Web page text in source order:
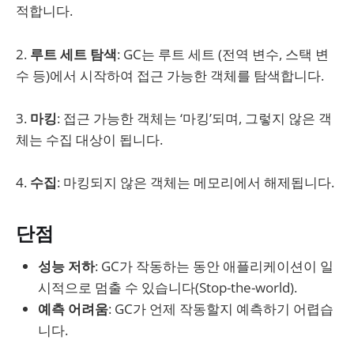
적합니다.
2. 루트 세트 탐색: GC는 루트 세트 (전역 변수, 스택 변
수 등)에서 시작하여 접근 가능한 객체를 탐색합니다.
3. 마킹: 접근 가능한 객체는 ‘마킹’되며, 그렇지 않은 객
체는 수집 대상이 됩니다.
4. 수집: 마킹되지 않은 객체는 메모리에서 해제됩니다.
단점
성능 저하: GC가 작동하는 동안 애플리케이션이 일
시적으로 멈출 수 있습니다(Stop-the-world).
예측 어려움: GC가 언제 작동할지 예측하기 어렵습
니다.